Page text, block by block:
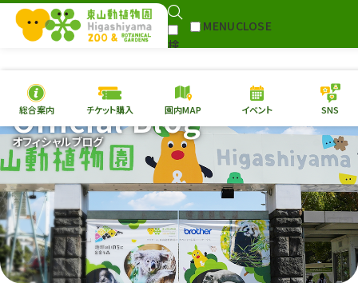
検
MENUCLOSE
本日の開園情報 チケ
園内MAP イベント
総合案内
動物園 植物園
再生プラン
東山動植物園
への支援
総合案内 チケット購入 園内MAP イベント SNS
オフィシャルブログ
Official Blog